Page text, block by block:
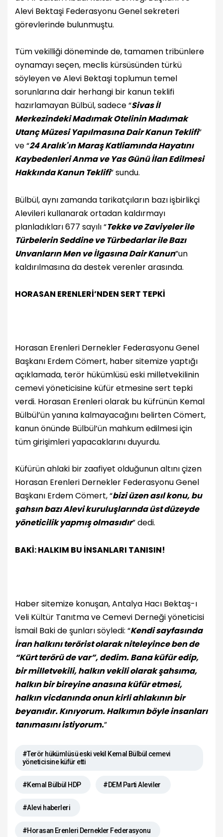
Alevi Bektaşi Federasyonu Genel sekreteri
görevlerinde bulunmuştu.
Tüm vekilliği döneminde de, tamamen tribünlere
oynamayı seçen, meclis kürsüsünden türkü
söyleyen ve Alevi Bektaşi toplumun temel
sorunlarına dair herhangi bir kanun teklifi
hazırlamayan Bülbül, sadece “Sivas İl
Merkezindeki Madımak Otelinin Madımak
Utanç Müzesi Yapılmasına Dair Kanun Teklifi”
ve “24 Aralık'ın Maraş Katliamında Hayatını
Kaybedenleri Anma ve Yas Günü İlan Edilmesi
Hakkında Kanun Teklifi” sundu.
Bülbül, aynı zamanda tarikatçıların bazı işbirlikçi
Alevileri kullanarak ortadan kaldırmayı
planladıkları 677 sayılı “Tekke ve Zaviyeler ile
Türbelerin Seddine ve Türbedarlar ile Bazı
Unvanların Men ve İlgasına Dair Kanun”un
kaldırılmasına da destek verenler arasında.
HORASAN ERENLERİ’NDEN SERT TEPKİ
Horasan Erenleri Dernekler Federasyonu Genel
Başkanı Erdem Cömert, haber sitemize yaptığı
açıklamada, terör hükümlüsü eski milletvekilinin
cemevi yöneticisine küfür etmesine sert tepki
verdi. Horasan Erenleri olarak bu küfrünün Kemal
Bülbül’ün yanına kalmayacağını belirten Cömert,
kanun önünde Bülbül’ün mahkum edilmesi için
tüm girişimleri yapacaklarını duyurdu.
Küfürün ahlaki bir zaafiyet olduğunun altını çizen
Horasan Erenleri Dernekler Federasyonu Genel
Başkanı Erdem Cömert, “bizi üzen asıl konu, bu
şahsın bazı Alevi kuruluşlarında üst düzeyde
yöneticilik yapmış olmasıdır” dedi.
BAKİ: HALKIM BU İNSANLARI TANISIN!
Haber sitemize konuşan, Antalya Hacı Bektaş-ı
Veli Kültür Tanıtma ve Cemevi Derneği yöneticisi
İsmail Baki de şunları söyledi: “Kendi sayfasında
İran halkını terörist olarak niteleyince ben de
“Kürt terörü de var”, dedim. Bana küfür edip,
bir milletvekili, halkın vekili olarak şahsıma,
halkın bir bireyine anasına küfür etmesi,
halkın vicdanında onun kirli ahlakının bir
beyanıdır. Kınıyorum. Halkımın böyle insanları
tanımasını istiyorum.”
#Terör hükümlüsü eski vekil Kemal Bülbül cemevi
yöneticisine küfür etti
#Kemal Bülbül HDP #DEM Parti Aleviler
#Alevi haberleri
#Horasan Erenleri Dernekler Federasyonu